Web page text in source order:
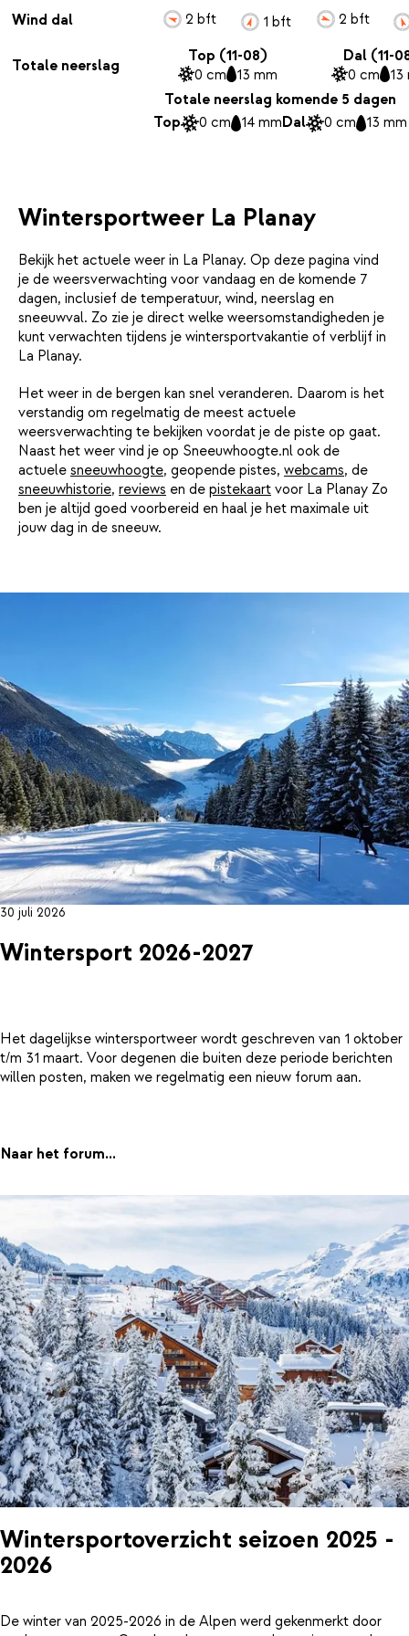
Wind dal
Totale neerslag
2 bft 1 bft 2 bft
Top (11-08)
0 cm 13 mm
Dal (11-
0 cm 13
Totale neerslag komende 5 dagen
Top
0 cm 14 mmDal 0 cm 13 mm
Wintersportweer La Planay
Bekijk het actuele weer in La Planay. Op deze pagina vind
je de weersverwachting voor vandaag en de komende 7
dagen, inclusief de temperatuur, wind, neerslag en
sneeuwval. Zo zie je direct welke weersomstandigheden je
kunt verwachten tijdens je wintersportvakantie of verblijf in
La Planay.
Het weer in de bergen kan snel veranderen. Daarom is het
verstandig om regelmatig de meest actuele
weersverwachting te bekijken voordat je de piste op gaat.
Naast het weer vind je op Sneeuwhoogte.nl ook de
actuele sneeuwhoogte, geopende pistes, webcams, de
sneeuwhistorie, reviews en de pistekaart voor La Planay Zo
ben je altijd goed voorbereid en haal je het maximale uit
jouw dag in de sneeuw.
30 juli 2026
Wintersport 2026-2027
Het dagelijkse wintersportweer wordt geschreven van 1 oktober
t/m 31 maart. Voor degenen die buiten deze periode berichten
willen posten, maken we regelmatig een nieuw forum aan.
Naar het forum...
Wintersportoverzicht seizoen 2025 -
2026
De winter van 2025-2026 in de Alpen werd gekenmerkt door